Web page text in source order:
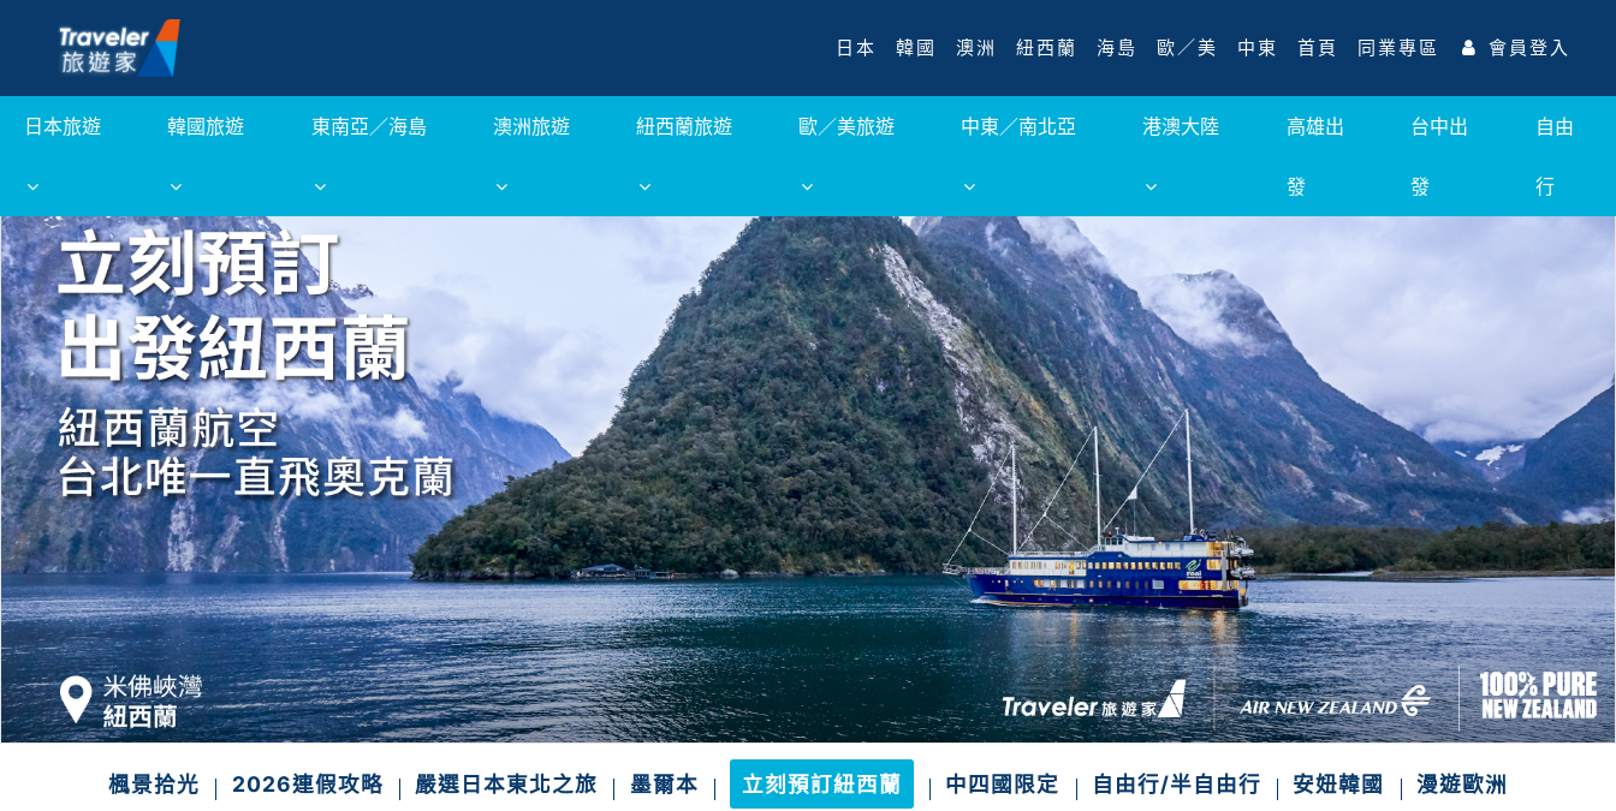
日本 韓國 澳洲 紐西蘭 海島 歐／美 中東 首頁 同業專區 會員登入
日本旅遊 韓國旅遊 東南亞／海島 澳洲旅遊 紐西蘭旅遊 歐／美旅遊 中東／南北亞 港澳大陸 高雄出
發
台中出
發
自由
行
楓景拾光 2026連假攻略 嚴選日本東北之旅 墨爾本 立刻預訂紐西蘭 中四國限定 自由行/半自由行 安妞韓國 漫遊歐洲